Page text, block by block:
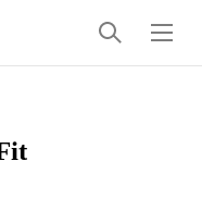
검
색
메
뉴